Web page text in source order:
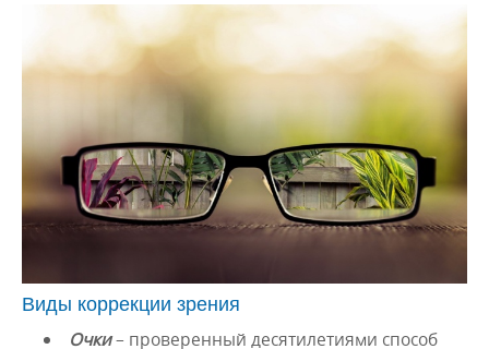
Виды коррекции зрения
Очки– проверенный десятилетиями способ